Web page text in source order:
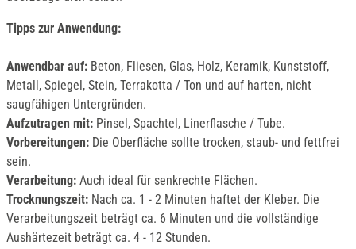
Tipps zur Anwendung:
Anwendbar auf: Beton, Fliesen, Glas, Holz, Keramik, Kunststoff,
Metall, Spiegel, Stein, Terrakotta / Ton und auf harten, nicht
saugfähigen Untergründen.
Aufzutragen mit: Pinsel, Spachtel, Linerflasche / Tube.
Vorbereitungen: Die Oberfläche sollte trocken, staub- und fettfrei
sein.
Verarbeitung: Auch ideal für senkrechte Flächen.
Trocknungszeit: Nach ca. 1 - 2 Minuten haftet der Kleber. Die
Verarbeitungszeit beträgt ca. 6 Minuten und die vollständige
Aushärtezeit beträgt ca. 4 - 12 Stunden.